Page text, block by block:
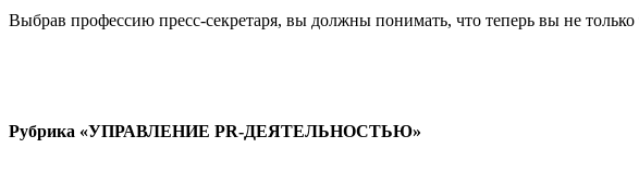
Выбрав профессию пресс-секретаря, вы должны понимать, что теперь вы не
Рубрика «УПРАВЛЕНИЕ PR-ДЕЯТЕЛЬНОСТЬЮ»